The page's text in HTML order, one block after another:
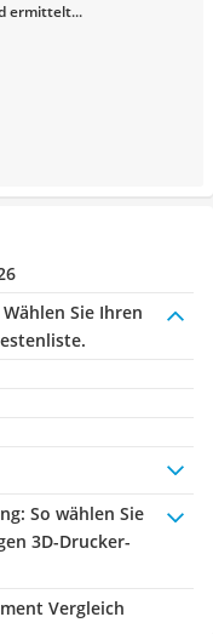
ermittelt...
Wählen Sie Ihren
: So wählen Sie
3D-Drucker-
Vergleich